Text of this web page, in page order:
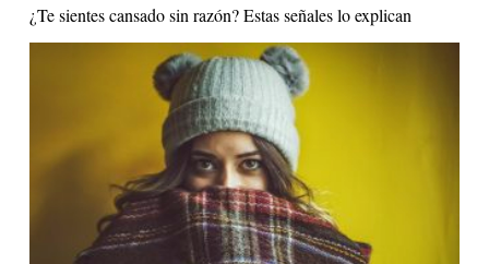
¿Te sientes cansado sin razón? Estas señales lo explican